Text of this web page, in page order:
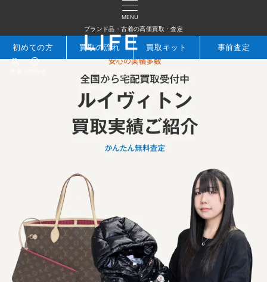
MENU
ブランド品・古着の高価買取・査定
初めての方 買取の流れ 買取キット 事前査定